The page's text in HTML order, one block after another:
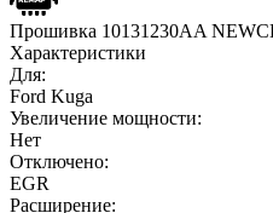
Прошивка 10131230AA
Характеристики
Для:
Ford Kuga
Увеличение мощности:
Нет
Отключено:
EGR
Расширение: